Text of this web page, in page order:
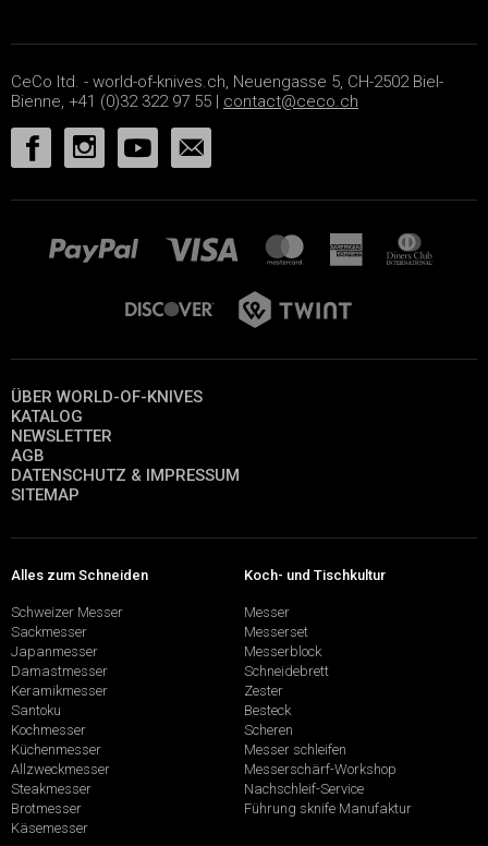
CeCo ltd. - world-of-knives.ch, Neuengasse 5, CH-2502 Biel-
Bienne, +41 (0)32 322 97 55 | contact@ceco.ch
ÜBER WORLD-OF-KNIVES
KATALOG
NEWSLETTER
AGB
DATENSCHUTZ & IMPRESSUM
SITEMAP
Alles zum Schneiden
Schweizer Messer
Sackmesser
Japanmesser
Damastmesser
Keramikmesser
Santoku
Kochmesser
Küchenmesser
Allzweckmesser
Steakmesser
Brotmesser
Käsemesser
Koch- und Tischkultur
Messer
Messerset
Messerblock
Schneidebrett
Zester
Besteck
Scheren
Messer schleifen
Messerschärf-Workshop
Nachschleif-Service
Führung sknife Manufaktur